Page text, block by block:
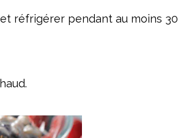
réfrigérer pendant au moins 30